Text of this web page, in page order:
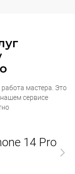
мастера. Это
сервисе
14 Pro